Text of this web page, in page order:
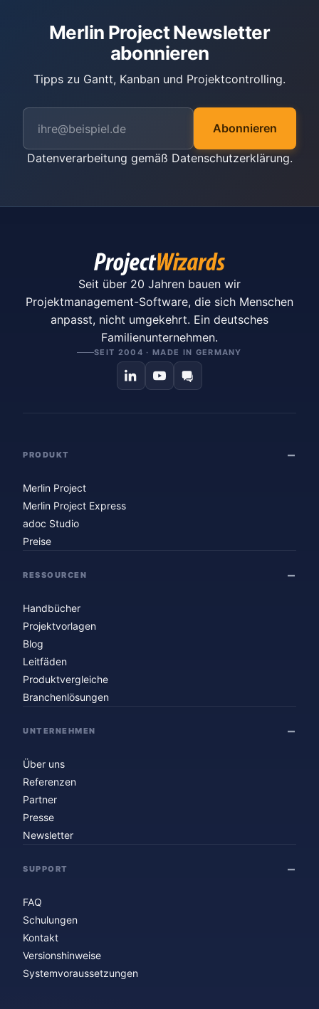
Merlin Project Newsletter
abonnieren
Tipps zu Gantt, Kanban und Projektcontrolling.
Abonnieren
Datenverarbeitung gemäß Datenschutzerklärung.
Seit über 20 Jahren bauen wir
Projektmanagement-Software, die sich Menschen
anpasst, nicht umgekehrt. Ein deutsches
Familienunternehmen.
SEIT 2004 · MADE IN GERMANY
PRODUKT
Merlin Project
Merlin Project Express
adoc Studio
Preise
RESSOURCEN
Handbücher
Projektvorlagen
Blog
Leitfäden
Produktvergleiche
Branchenlösungen
UNTERNEHMEN
Über uns
Referenzen
Partner
Presse
Newsletter
SUPPORT
FAQ
Schulungen
Kontakt
Versionshinweise
Systemvoraussetzungen